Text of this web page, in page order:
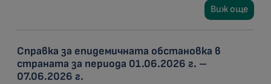
Виж още
Справка за епидемичната обстановка в
страната за периода 01.06.2026 г. –
07.06.2026 г.